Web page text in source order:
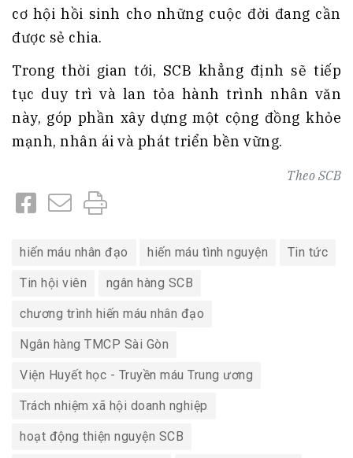
cơ hội hồi sinh cho những cuộc đời đang cần
được sẻ chia.
Trong thời gian tới, SCB khẳng định sẽ tiếp
tục duy trì và lan tỏa hành trình nhân văn
này, góp phần xây dựng một cộng đồng khỏe
mạnh, nhân ái và phát triển bền vững.
Theo SCB
hiến máu nhân đạo hiến máu tình nguyện Tin tức
Tin hội viên ngân hàng SCB
chương trình hiến máu nhân đạo
Ngân hàng TMCP Sài Gòn
Viện Huyết học - Truyền máu Trung ương
Trách nhiệm xã hội doanh nghiệp
hoạt động thiện nguyện SCB